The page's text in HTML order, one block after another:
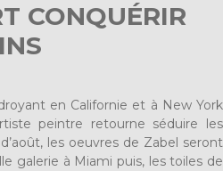
CONQUÉRIR
en Californie et à New York
peintre retourne séduire les
les oeuvres de Zabel seront
galerie à Miami puis, les toiles de